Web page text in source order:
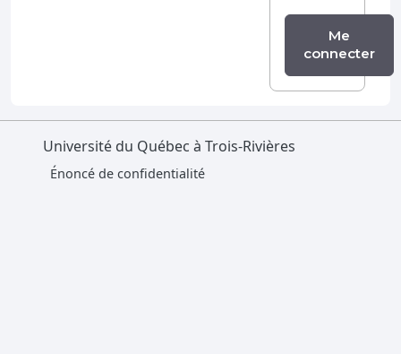
Me
connecter
Université du Québec à Trois-Rivières
Énoncé de confidentialité